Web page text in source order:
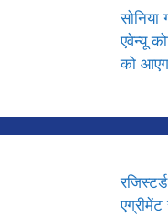
सोनिया
एवेन्यू
को